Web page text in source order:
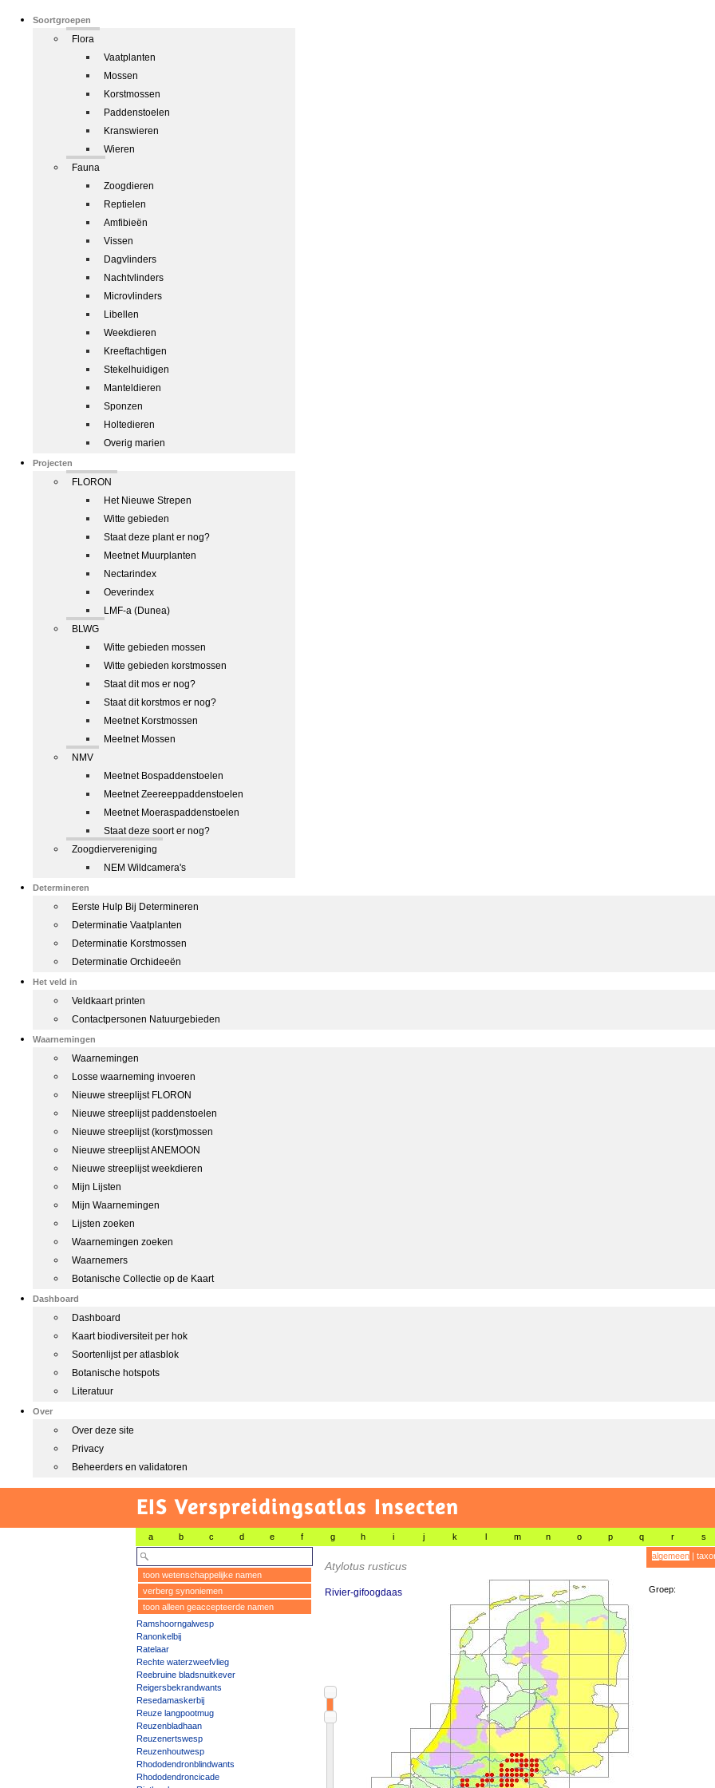
Soortgroepen
Flora
Vaatplanten
Mossen
Korstmossen
Paddenstoelen
Kranswieren
Wieren
Fauna
Zoogdieren
Reptielen
Amfibieën
Vissen
Dagvlinders
Nachtvlinders
Microvlinders
Libellen
Weekdieren
Kreeftachtigen
Stekelhuidigen
Manteldieren
Sponzen
Holtedieren
Overig marien
Projecten
FLORON
Het Nieuwe Strepen
Witte gebieden
Staat deze plant er nog?
Meetnet Muurplanten
Nectarindex
Oeverindex
LMF-a (Dunea)
BLWG
Witte gebieden mossen
Witte gebieden korstmossen
Staat dit mos er nog?
Staat dit korstmos er nog?
Meetnet Korstmossen
Meetnet Mossen
NMV
Meetnet Bospaddenstoelen
Meetnet Zeereeppaddenstoelen
Meetnet Moeraspaddenstoelen
Staat deze soort er nog?
Zoogdiervereniging
NEM Wildcamera's
Determineren
Eerste Hulp Bij Determineren
Determinatie Vaatplanten
Determinatie Korstmossen
Determinatie Orchideeën
Het veld in
Veldkaart printen
Contactpersonen Natuurgebieden
Waarnemingen
Waarnemingen
Losse waarneming invoeren
Nieuwe streeplijst FLORON
Nieuwe streeplijst paddenstoelen
Nieuwe streeplijst (korst)mossen
Nieuwe streeplijst ANEMOON
Nieuwe streeplijst weekdieren
Mijn Lijsten
Mijn Waarnemingen
Lijsten zoeken
Waarnemingen zoeken
Waarnemers
Botanische Collectie op de Kaart
Dashboard
Dashboard
Kaart biodiversiteit per hok
Soortenlijst per atlasblok
Botanische hotspots
Literatuur
Over
Over deze site
Privacy
Beheerders en validatoren
EIS Verspreidingsatlas Insecten
a b c d e f g h i j k l m n o p q r s
toon wetenschappelijke namen
verberg synoniemen
toon alleen geaccepteerde namen
Ramshoorngalwesp
Ranonkelbij
Ratelaar
Rechte waterzweefvlieg
Reebruine bladsnuitkever
Reigersbekrandwants
Resedamaskerbij
Reuze langpootmug
Reuzenbladhaan
Reuzenertswesp
Reuzenhoutwesp
Rhododendronblindwants
Rhododendroncicade
Atylotus rusticus
Rivier-gifoogdaas
algemeen|
Groep: